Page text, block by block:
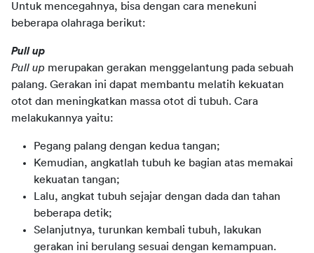
Untuk mencegahnya, bisa dengan cara menekuni
beberapa olahraga berikut:
Pull up
Pull up merupakan gerakan menggelantung pada sebuah
palang. Gerakan ini dapat membantu melatih kekuatan
otot dan meningkatkan massa otot di tubuh. Cara
melakukannya yaitu:
Pegang palang dengan kedua tangan;
Kemudian, angkatlah tubuh ke bagian atas memakai
kekuatan tangan;
Lalu, angkat tubuh sejajar dengan dada dan tahan
beberapa detik;
Selanjutnya, turunkan kembali tubuh, lakukan
gerakan ini berulang sesuai dengan kemampuan.